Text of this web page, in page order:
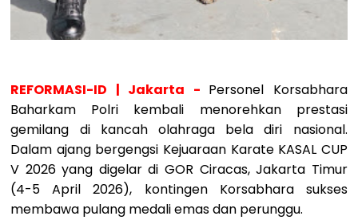
REFORMASI-ID | Jakarta - Personel Korsabhara
Baharkam Polri kembali menorehkan prestasi
gemilang di kancah olahraga bela diri nasional.
Dalam ajang bergengsi Kejuaraan Karate KASAL CUP
V 2026 yang digelar di GOR Ciracas, Jakarta Timur
(4-5 April 2026), kontingen Korsabhara sukses
membawa pulang medali emas dan perunggu.